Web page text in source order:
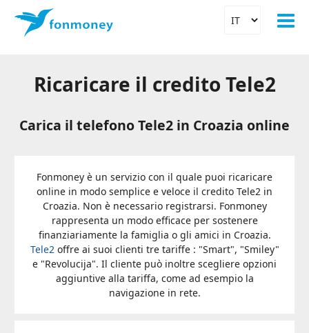
Ricaricare il credito Tele2
Carica il telefono Tele2 in Croazia online
Fonmoney è un servizio con il quale puoi ricaricare
online in modo semplice e veloce il credito Tele2 in
Croazia. Non è necessario registrarsi. Fonmoney
rappresenta un modo efficace per sostenere
finanziariamente la famiglia o gli amici in Croazia.
Tele2offre ai suoi clienti tre tariffe : "Smart", "Smiley"
e "Revolucija". Il cliente può inoltre scegliere opzioni
aggiuntive alla tariffa, come ad esempio la
navigazione in rete.